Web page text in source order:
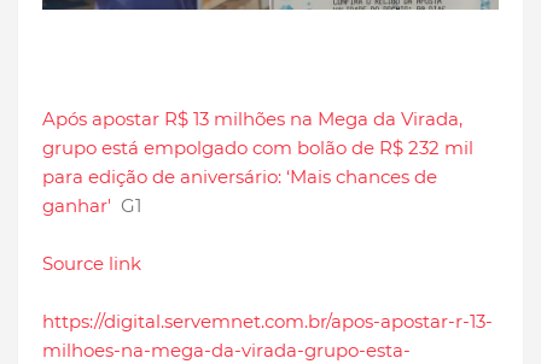
Após apostar R$ 13 milhões na Mega da Virada,
grupo está empolgado com bolão de R$ 232 mil
para edição de aniversário: ‘Mais chances de
ganhar' G1
Source link
https://digital.servemnet.com.br/apos-apostar-r-13-
milhoes-na-mega-da-virada-grupo-esta-